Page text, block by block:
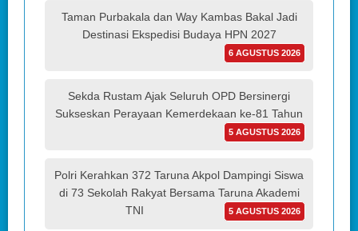
Taman Purbakala dan Way Kambas Bakal Jadi
Destinasi Ekspedisi Budaya HPN 2027
6 AGUSTUS 2026
Sekda Rustam Ajak Seluruh OPD Bersinergi
Sukseskan Perayaan Kemerdekaan ke-81 Tahun
5 AGUSTUS 2026
Polri Kerahkan 372 Taruna Akpol Dampingi Siswa
di 73 Sekolah Rakyat Bersama Taruna Akademi
TNI
5 AGUSTUS 2026